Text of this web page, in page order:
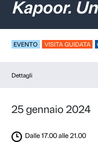
EVENTO VISITA